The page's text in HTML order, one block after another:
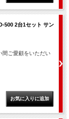
500 2台1セット サン
間ご愛顧をいただい